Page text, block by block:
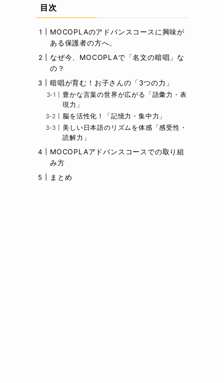
記
録
目次
MOCOPLAのアドバンスコースに興味が
ある保護者の方へ。
なぜ今、MOCOPLAで「名文の暗唱」な
の？
暗唱が育む！お子さんの「3つの力」
豊かな言葉の世界が広がる「語彙力・表
現力」
脳を活性化！「記憶力・集中力」
美しい日本語のリズムを体感「感受性・
読解力」
MOCOPLAアドバンスコースでの取り組
み方
まとめ